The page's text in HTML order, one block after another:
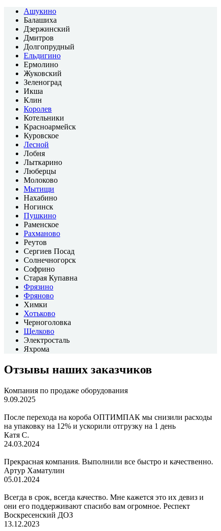
Ашукино
Балашиха
Дзержинский
Дмитров
Долгопрудный
Ельдигино
Ермолино
Жуковский
Зеленоград
Икша
Клин
Королев
Котельники
Красноармейск
Куровское
Лесной
Лобня
Лыткарино
Люберцы
Молоково
Мытищи
Нахабино
Ногинск
Пушкино
Раменское
Рахманово
Реутов
Сергиев Посад
Солнечногорск
Софрино
Старая Купавна
Фрязино
Фряново
Химки
Хотьково
Черноголовка
Щелково
Электросталь
Яхрома
Отзывы наших заказчиков
Компания по продаже оборудования
9.09.2025
После перехода на короба ОПТИМПАК мы снизили расходы
на упаковку на 12% и ускорили отгрузку на 1 день
Катя С.
24.03.2024
Прекрасная компания. Выполнили все быстро и качественно.
Артур Хаматулин
05.01.2024
Всегда в срок, всегда качество. Мне кажется это их девиз и
они его поддерживают спасибо вам огромное. Респект
Воскресенский ДОЗ
13.12.2023